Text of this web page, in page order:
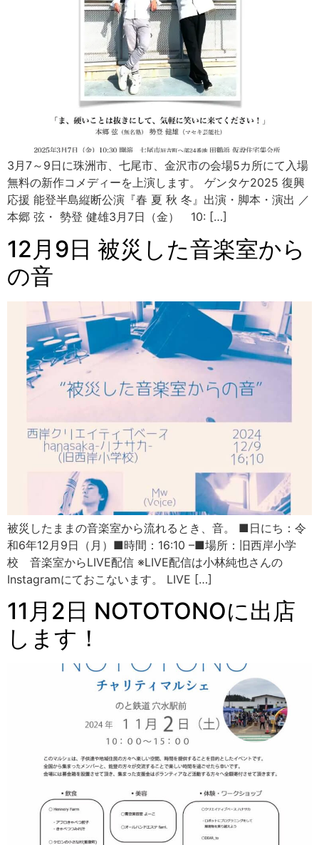
3月7～9日に珠洲市、七尾市、金沢市の会場5カ所にて入場
無料の新作コメディーを上演します。 ゲンタケ2025 復興
応援 能登半島縦断公演『春 夏 秋 冬』出演・脚本・演出 ／
本郷 弦・ 勢登 健雄3月7日（金） 10: […]
12月9日 被災した音楽室から
の音
被災したままの音楽室から流れるとき、音。 ■日にち：令
和6年12月9日（月）■時間：16:10 –■場所：旧西岸小学
校 音楽室からLIVE配信 ※LIVE配信は小林純也さんの
Instagramにておこないます。 LIVE […]
11月2日 NOTOTONOに出店
します！